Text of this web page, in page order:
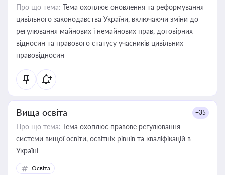
Про що тема: Тема охоплює оновлення та реформування
цивільного законодавства України, включаючи зміни до
регулювання майнових і немайнових прав, договірних
відносин та правового статусу учасників цивільних
правовідносин
Вища освіта +35
Про що тема: Тема охоплює правове регулювання
системи вищої освіти, освітніх рівнів та кваліфікацій в
Україні
Освіта